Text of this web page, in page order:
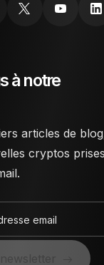
à notre
articles de
cryptos
email